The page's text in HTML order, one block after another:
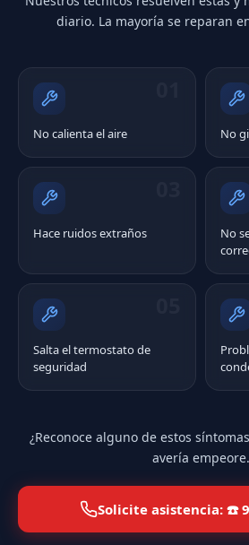
diario. La mayoría se reparan
No calienta el aire No
Hace ruidos extraños
No
Salta el termostato de
seguridad
¿Reconoce alguno de estos
avería empeore.
Solicite asistencia: ☎️